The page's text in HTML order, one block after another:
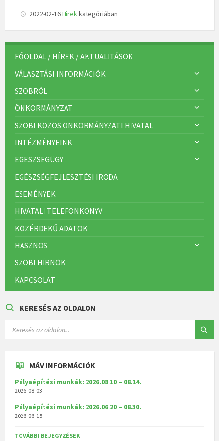
2022-02-16Hírekkategóriában
FŐOLDAL / HÍREK / AKTUALITÁSOK
VÁLASZTÁSI INFORMÁCIÓK
SZOBRÓL
ÖNKORMÁNYZAT
SZOBI KÖZÖS ÖNKORMÁNYZATI HIVATAL
INTÉZMÉNYEINK
EGÉSZSÉGÜGY
EGÉSZSÉGFEJLESZTÉSI IRODA
ESEMÉNYEK
HIVATALI TELEFONKÖNYV
KÖZÉRDEKŰ ADATOK
HASZNOS
SZOBI HÍRNÖK
KAPCSOLAT
KERESÉS AZ OLDALON
MÁV INFORMÁCIÓK
Pályaépítési munkák: 2026.08.10 – 08.14.
2026-08-03
Pályaépítési munkák: 2026.06.20 – 08.30.
2026-06-15
TOVÁBBI BEJEGYZÉSEK